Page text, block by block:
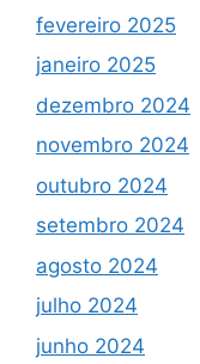
fevereiro 2025
janeiro 2025
dezembro 2024
novembro 2024
outubro 2024
setembro 2024
agosto 2024
julho 2024
junho 2024